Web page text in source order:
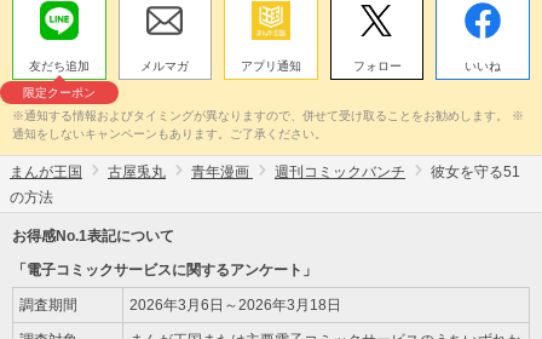
友だち追加
限定クーポン
メルマガ アプリ通知 フォロー いいね
※通知する情報およびタイミングが異なりますので、併せて受け取ることをお勧めします。 ※
通知をしないキャンペーンもあります。ご了承ください。
まんが王国 古屋兎丸 青年漫画 週刊コミックバンチ
彼女を守る51
の方法
お得感No.1表記について
「電子コミックサービスに関するアンケート」
調査期間 2026年3月6日～2026年3月18日